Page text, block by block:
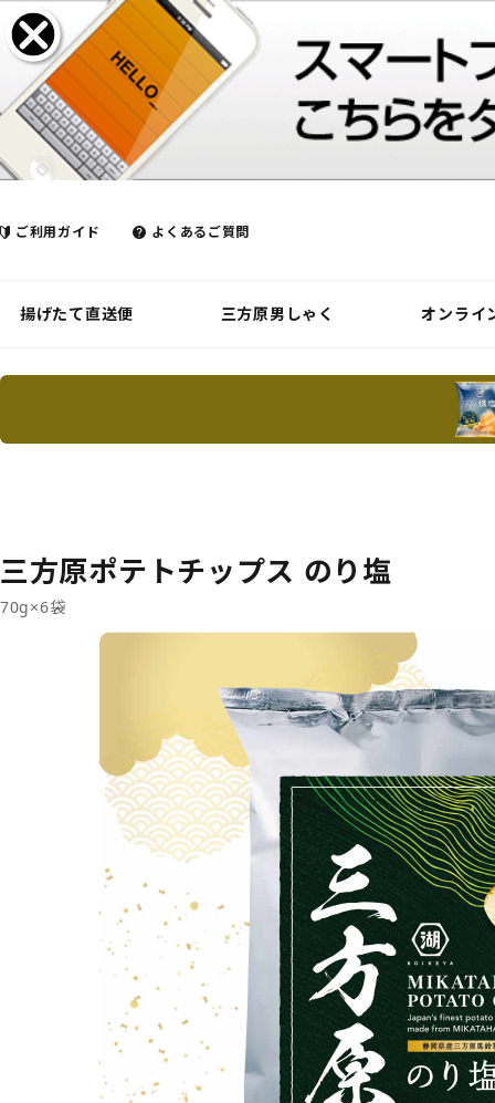
ご利用ガイド よくあるご質問
揚げたて直送便 三方原男しゃく オンライ
三方原ポテトチップス のり塩
70g×6袋